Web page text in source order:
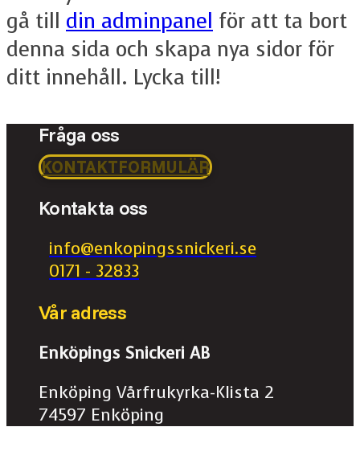
gå till din adminpanel för att ta bort
denna sida och skapa nya sidor för
ditt innehåll. Lycka till!
Fråga oss
KONTAKTFORMULÄR
Kontakta oss
info@enkopingssnickeri.se
0171 - 32833
Vår adress
Enköpings Snickeri AB
Enköping Vårfrukyrka-Klista 2
74597 Enköping